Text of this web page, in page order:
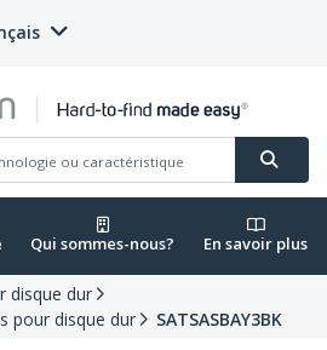
Qui sommes-nous? En savoir plus
disque dur
pour disque dur
SATSASBAY3BK